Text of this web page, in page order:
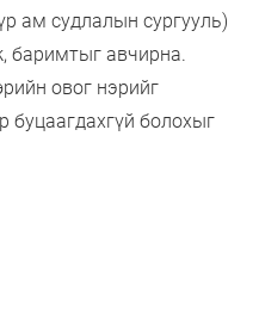
ам судлалын сургууль)
баримтыг авчирна.
овог нэрийг
буцаагдахгүй болохыг